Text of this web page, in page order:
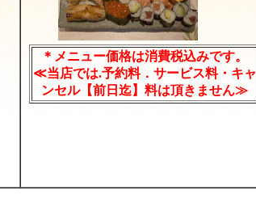
＊メニュー価格は消費税込みです。
≪当店では.予約料．サービス料・キャ
ンセル【前日迄】料は頂きません≫